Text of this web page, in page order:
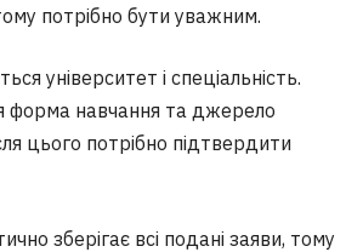
потрібно бути уважним.
університет і спеціальність.
форма навчання та джерело
цього потрібно підтвердити
зберігає всі подані заяви, тому